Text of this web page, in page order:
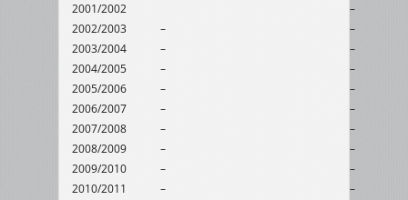
2001/2002
–
2002/2003
–
–
2003/2004
–
–
2004/2005
–
–
2005/2006
–
–
2006/2007
–
–
2007/2008
–
–
2008/2009
–
–
2009/2010
–
–
2010/2011
–
–